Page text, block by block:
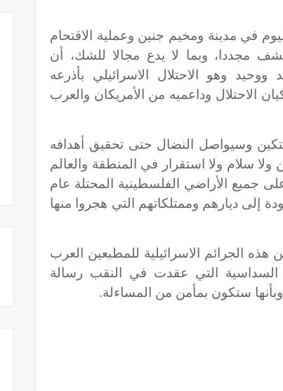
في مدينة ومخيم جنين وعملية الاقتحام
مجددا، وبما لا يدع مجالا للشك، أن
وهو الاحتلال الاسرائيلي بأذرعه
الاحتلال وداعميه من الأمريكان والعرب
وسيواصل النضال حتى تحقيق أهدافه
ولا سلام ولا استقرار في المنطقة والعالم
على جميع الأراضي الفلسطينية المحتلة عام
إلى ديارهم وممتلكاتهم التي هجروا منها
الجرائم الاسرائيلية للمطبعين العرب
السداسية التي عقدت في النقب رسالة
ستكون بمأمن من المساءلة.